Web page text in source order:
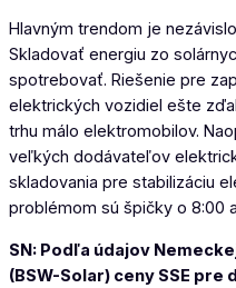
Hlavným trendom je
Skladovať energiu zo
spotrebovať. Riešenie pre
elektrických vozidiel ešte
trhu málo elektromobilov.
veľkých dodávateľov
skladovania pre stabilizáciu
problémom sú špičky o 8:00
SN: Podľa údajov
(BSW-Solar) ceny SSE